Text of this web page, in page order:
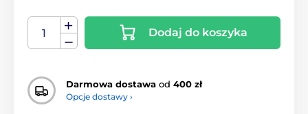
Dodaj do koszyka
Darmowa dostawa od 400 zł
Opcje dostawy ›